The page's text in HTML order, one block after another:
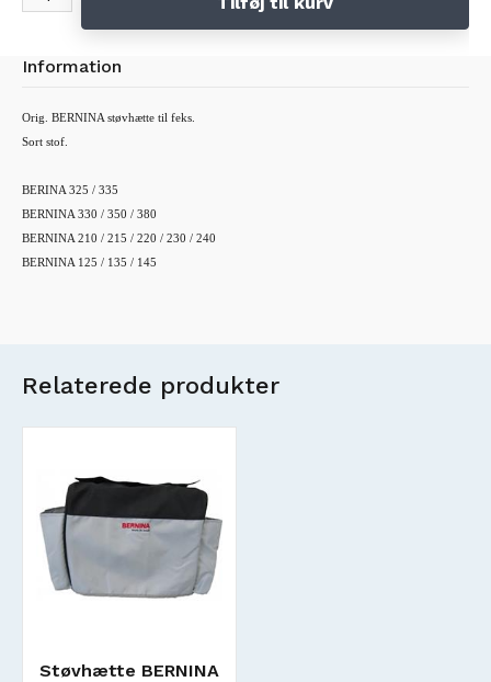
Information
Orig. BERNINA støvhætte til feks.
Sort stof.
BERINA 325 / 335
BERNINA 330 / 350 / 380
BERNINA 210 / 215 / 220 / 230 / 240
BERNINA 125 / 135 / 145
Relaterede produkter
Støvhætte BERNINA